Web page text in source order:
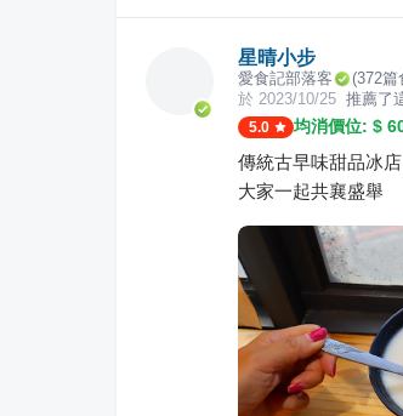
星晴小步
愛食記部落客 (372篇
於 2023/10/25 推薦了
5.0 均消價位: $
傳統古早味甜品冰
大家一起共襄盛舉